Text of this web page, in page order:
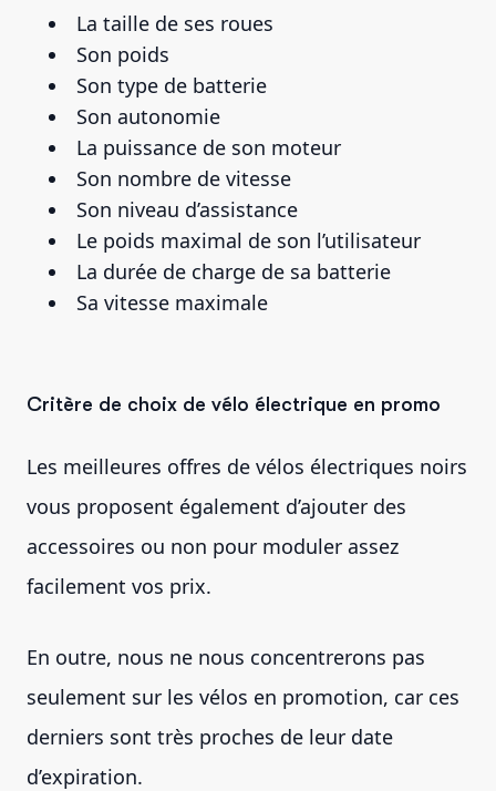
La taille de ses roues
Son poids
Son type de batterie
Son autonomie
La puissance de son moteur
Son nombre de vitesse
Son niveau d’assistance
Le poids maximal de son l’utilisateur
La durée de charge de sa batterie
Sa vitesse maximale
Critère de choix de vélo électrique en promo
Les meilleures offres de vélos électriques noirs
vous proposent également d’ajouter des
accessoires ou non pour moduler assez
facilement vos prix.
En outre, nous ne nous concentrerons pas
seulement sur les vélos en promotion, car ces
derniers sont très proches de leur date
d’expiration.